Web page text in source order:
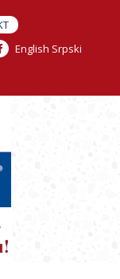
English Srpski